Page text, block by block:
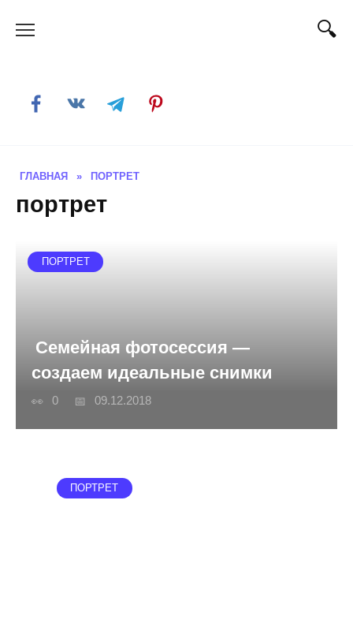
ГЛАВНАЯ » ПОРТРЕТ
портрет
ПОРТРЕТ
Семейная фотосессия —
создаем идеальные снимки
0 09.12.2018
ПОРТРЕТ